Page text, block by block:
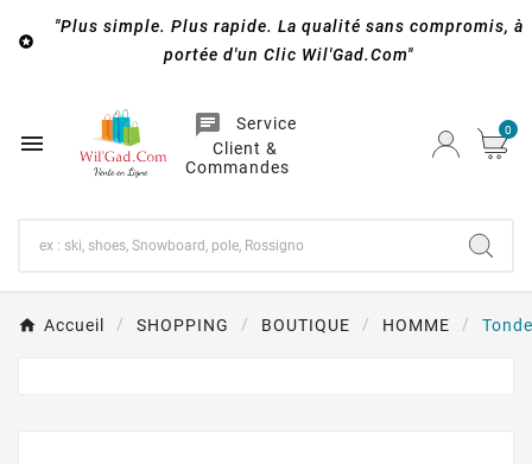

"Plus simple. Plus rapide. La qualité sans compromis, à
portée d'un Clic Wil'Gad.Com"

chat
Service
Client &
Commandes
0
Accueil SHOPPING BOUTIQUE HOMME